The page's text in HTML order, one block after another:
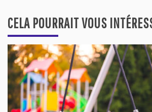
CELA POURRAIT VOUS